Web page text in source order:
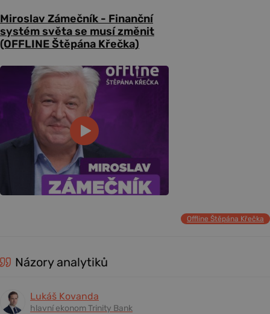
Miroslav Zámečník - Finanční
systém světa se musí změnit
(OFFLINE Štěpána Křečka)
Offline Štěpána Křečka
Názory analytiků
Lukáš Kovanda
hlavní ekonom Trinity Bank